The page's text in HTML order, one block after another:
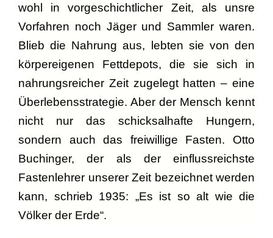
wohl in vorgeschichtlicher Zeit, als unsre
Vorfahren noch Jäger und Sammler waren.
Blieb die Nahrung aus, lebten sie von den
körpereigenen Fettdepots, die sie sich in
nahrungsreicher Zeit zugelegt hatten – eine
Überlebensstrategie. Aber der Mensch kennt
nicht nur das schicksalhafte Hungern,
sondern auch das freiwillige Fasten. Otto
Buchinger, der als der einflussreichste
Fastenlehrer unserer Zeit bezeichnet werden
kann, schrieb 1935: „Es ist so alt wie die
Völker der Erde“.